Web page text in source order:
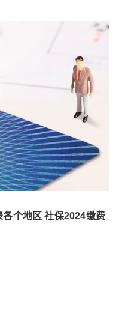
个地区 社保2024缴费